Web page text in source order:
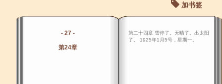
加书签
- 27 -
第24章
第二十四章 雪停了。天晴了。出太阳
了。 1925年1月5号，星期一。